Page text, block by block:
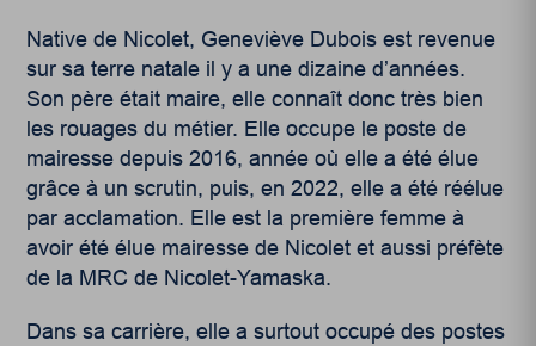
Native de Nicolet, Geneviève Dubois est revenue
sur sa terre natale il y a une dizaine d’années.
Son père était maire, elle connaît donc très bien
les rouages du métier. Elle occupe le poste de
mairesse depuis 2016, année où elle a été élue
grâce à un scrutin, puis, en 2022, elle a été réélue
par acclamation. Elle est la première femme à
avoir été élue mairesse de Nicolet et aussi préfète
de la MRC de Nicolet-Yamaska.
Dans sa carrière, elle a surtout occupé des postes